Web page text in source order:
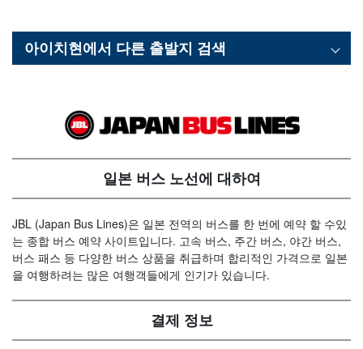
아이치현에서 다른 출발지 검색
일본 버스 노선에 대하여
JBL (Japan Bus Lines)은 일본 전역의 버스를 한 번에 예약 할 수있
는 종합 버스 예약 사이트입니다. 고속 버스, 주간 버스, 야간 버스,
버스 패스 등 다양한 버스 상품을 취급하며 합리적인 가격으로 일본
을 여행하려는 많은 여행객들에게 인기가 있습니다.
결제 정보